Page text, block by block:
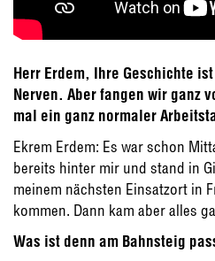
Herr Erdem, Ihre Geschichte
Nerven. Aber fangen wir ganz
mal ein ganz normaler
Ekrem Erdem: Es war schon
bereits hinter mir und stand in
meinem nächsten Einsatzort in
kommen. Dann kam aber alles
Was ist denn am Bahnsteig